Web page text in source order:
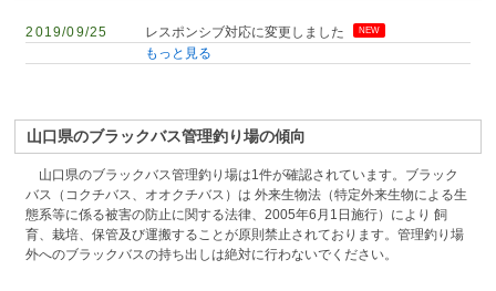
2019/09/25 レスポンシブ対応に変更しました NEW
もっと見る
山口県のブラックバス管理釣り場の傾向
山口県のブラックバス管理釣り場は1件が確認されています。ブラック
バス（コクチバス、オオクチバス）は 外来生物法（特定外来生物による生
態系等に係る被害の防止に関する法律、2005年6月1日施行）により 飼
育、栽培、保管及び運搬することが原則禁止されております。管理釣り場
外へのブラックバスの持ち出しは絶対に行わないでください。